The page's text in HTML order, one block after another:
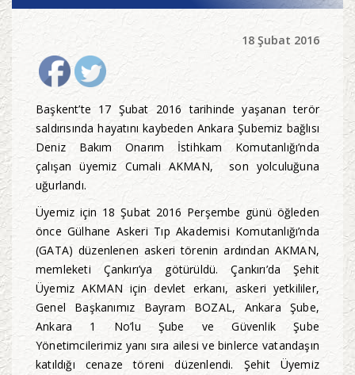
18 Şubat 2016
Başkent’te 17 Şubat 2016 tarihinde yaşanan terör
saldırısında hayatını kaybeden Ankara Şubemiz bağlısı
Deniz Bakım Onarım İstihkam Komutanlığı’nda
çalışan üyemiz Cumali AKMAN, son yolculuğuna
uğurlandı.
Üyemiz için 18 Şubat 2016 Perşembe günü öğleden
önce Gülhane Askeri Tıp Akademisi Komutanlığı’nda
(GATA) düzenlenen askeri törenin ardından AKMAN,
memleketi Çankırı’ya götürüldü. Çankırı’da Şehit
Üyemiz AKMAN için devlet erkanı, askeri yetkililer,
Genel Başkanımız Bayram BOZAL, Ankara Şube,
Ankara 1 No’lu Şube ve Güvenlik Şube
Yönetimcilerimiz yanı sıra ailesi ve binlerce vatandaşın
katıldığı cenaze töreni düzenlendi. Şehit Üyemiz